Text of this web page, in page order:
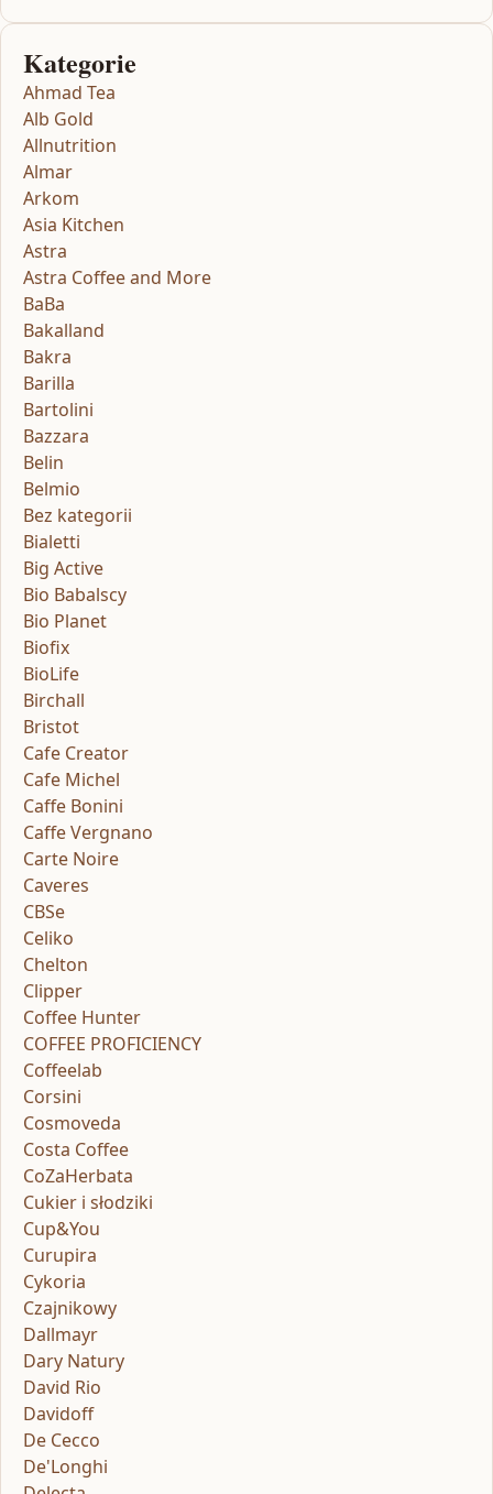
Kategorie
Ahmad Tea
Alb Gold
Allnutrition
Almar
Arkom
Asia Kitchen
Astra
Astra Coffee and More
BaBa
Bakalland
Bakra
Barilla
Bartolini
Bazzara
Belin
Belmio
Bez kategorii
Bialetti
Big Active
Bio Babalscy
Bio Planet
Biofix
BioLife
Birchall
Bristot
Cafe Creator
Cafe Michel
Caffe Bonini
Caffe Vergnano
Carte Noire
Caveres
CBSe
Celiko
Chelton
Clipper
Coffee Hunter
COFFEE PROFICIENCY
Coffeelab
Corsini
Cosmoveda
Costa Coffee
CoZaHerbata
Cukier i słodziki
Cup&You
Curupira
Cykoria
Czajnikowy
Dallmayr
Dary Natury
David Rio
Davidoff
De Cecco
De'Longhi